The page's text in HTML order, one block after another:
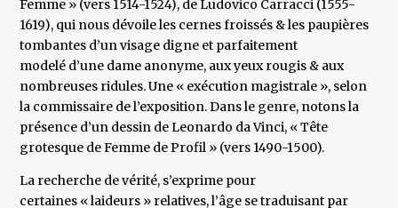
Femme » (vers 1514-1524), de Ludovico Carracci (1555-
1619), qui nous dévoile les cernes froissés & les paupières
tombantes d’un visage digne et parfaitement
modelé d’une dame anonyme, aux yeux rougis & aux
nombreuses ridules. Une « exécution magistrale », selon
la commissaire de l’exposition. Dans le genre, notons la
présence d’un dessin de Leonardo da Vinci, « Tête
grotesque de Femme de Profil » (vers 1490-1500).
La recherche de vérité, s’exprime pour
certaines « laideurs » relatives, l’âge se traduisant par